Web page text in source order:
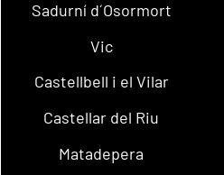
Sadurní d´Osormort
Vic
Castellbell i el Vilar
Castellar del Riu
Matadepera